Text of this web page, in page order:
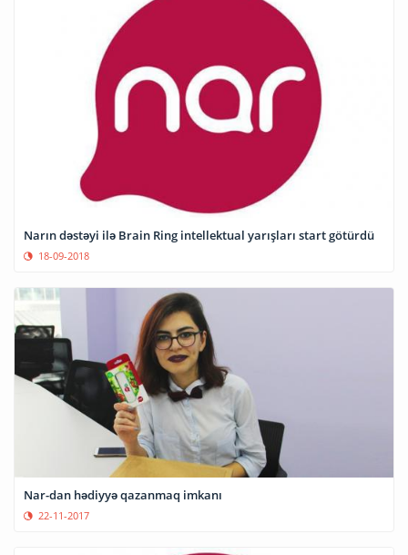
Narın dəstəyi ilə Brain Ring intellektual yarışları start götürdü
18-09-2018
Nar-dan hədiyyə qazanmaq imkanı
22-11-2017